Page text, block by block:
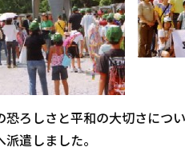
恐ろしさと平和の大切さにつ
派遣しました。